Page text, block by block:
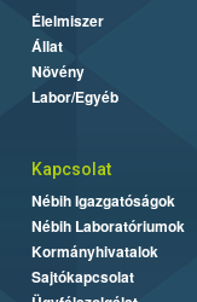
Élelmiszer
Állat
Növény
Labor/Egyéb
Kapcsolat
Nébih Igazgatóságok
Nébih Laboratóriumok
Kormányhivatalok
Sajtókapcsolat